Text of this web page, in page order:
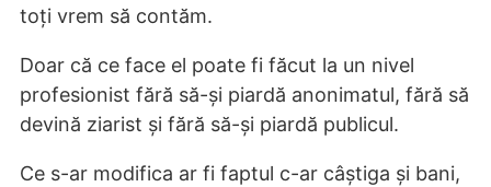
toți vrem să contăm.
Doar că ce face el poate fi făcut la un nivel
profesionist fără să-și piardă anonimatul, fără să
devină ziarist și fără să-și piardă publicul.
Ce s-ar modifica ar fi faptul c-ar câștiga și bani,